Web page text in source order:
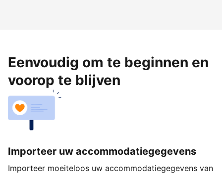
Eenvoudig om te beginnen en
voorop te blijven
Importeer uw accommodatiegegevens
Importeer moeiteloos uw accommodatiegegevens van